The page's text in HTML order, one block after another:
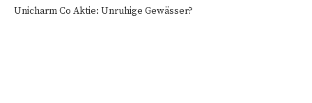
Unicharm Co Aktie: Unruhige Gewässer?